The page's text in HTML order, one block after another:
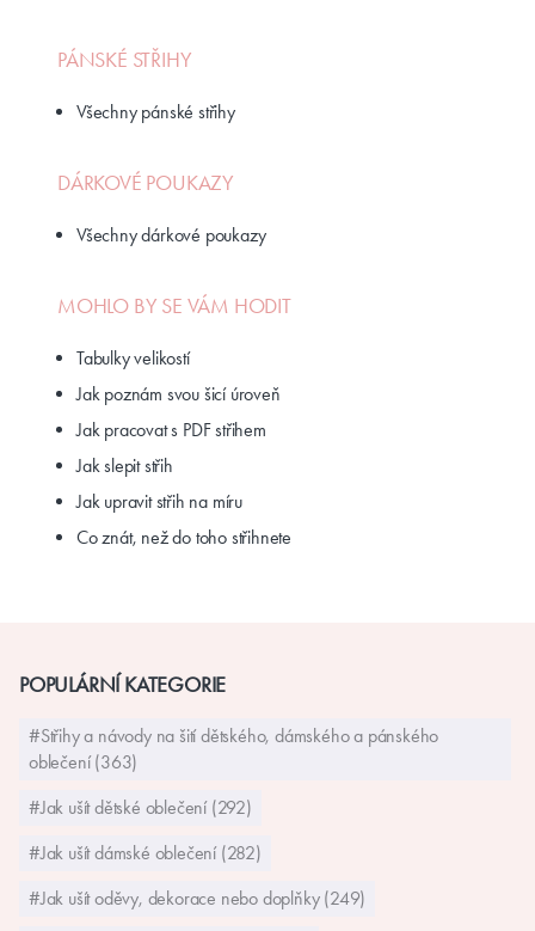
PÁNSKÉ STŘIHY
Všechny pánské střihy
DÁRKOVÉ POUKAZY
Všechny dárkové poukazy
MOHLO BY SE VÁM HODIT
Tabulky velikostí
Jak poznám svou šicí úroveň
Jak pracovat s PDF střihem
Jak slepit střih
Jak upravit střih na míru
Co znát, než do toho střihnete
POPULÁRNÍ KATEGORIE
#Střihy a návody na šití dětského, dámského a pánského
oblečení (363)
#Jak ušít dětské oblečení (292)
#Jak ušít dámské oblečení (282)
#Jak ušít oděvy, dekorace nebo doplňky (249)